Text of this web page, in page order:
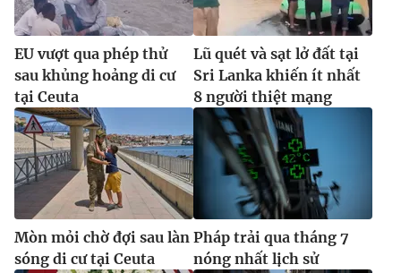
EU vượt qua phép thử
sau khủng hoảng di cư
tại Ceuta
Lũ quét và sạt lở đất tại
Sri Lanka khiến ít nhất
8 người thiệt mạng
Mòn mỏi chờ đợi sau làn
sóng di cư tại Ceuta
Pháp trải qua tháng 7
nóng nhất lịch sử